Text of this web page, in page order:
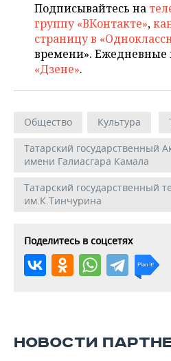
Подписывайтесь на
группу «ВКонтакте»,
страницу в
времени». Ежедневные
«Дзене».
Общество Культура
Татарский государственный
имени Галиасгара Камала
Татарский государственный
им.К.Тинчурина
Поделитесь в соцсетях
НОВОСТИ